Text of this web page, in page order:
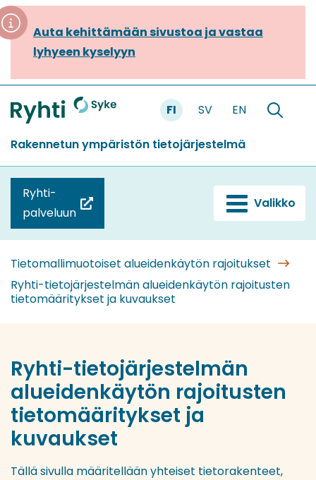
Siirry
sisältöönAuta kehittämään sivustoa ja vastaa
lyhyeen kyselyyn
Etusivu
FI SV EN
Hae
Rakennetun ympäristön tietojärjestelmä
Ryhti-
palveluun
(siirryt
toiseen
Valikko
Tietomallimuotoiset alueidenkäytön rajoitukset
Ryhti-tietojärjestelmän alueidenkäytön rajoitusten
tietomääritykset ja kuvaukset
Ryhti-tietojärjestelmän
alueidenkäytön rajoitusten
tietomääritykset ja
kuvaukset
Tällä sivulla määritellään yhteiset tietorakenteet,